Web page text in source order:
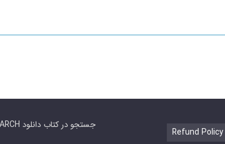
SEARCH جستجو در کتاب دانلود